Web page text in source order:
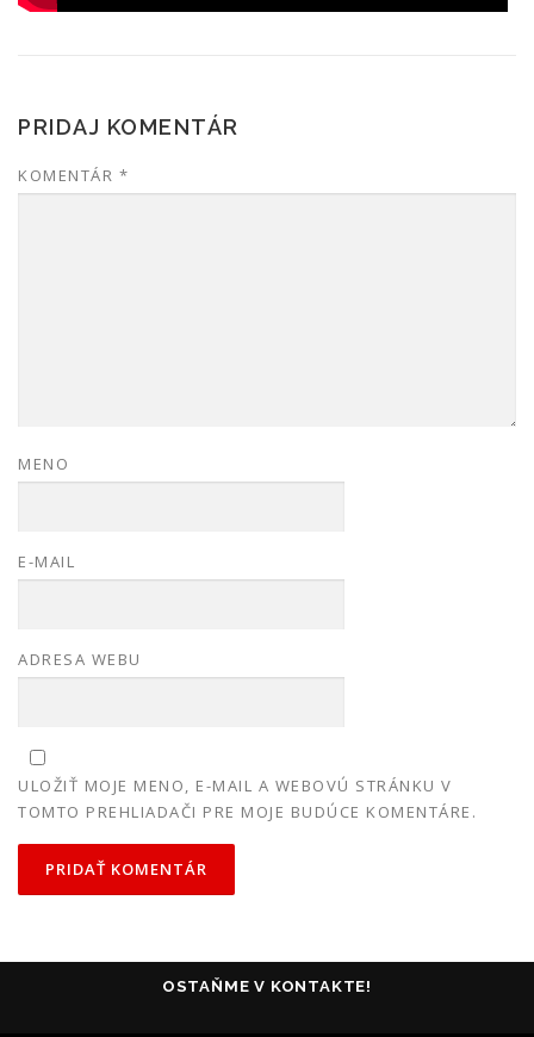
PRIDAJ KOMENTÁR
KOMENTÁR *
MENO
E-MAIL
ADRESA WEBU
ULOŽIŤ MOJE MENO, E-MAIL A WEBOVÚ STRÁNKU V
TOMTO PREHLIADAČI PRE MOJE BUDÚCE KOMENTÁRE.
OSTAŇME V KONTAKTE!